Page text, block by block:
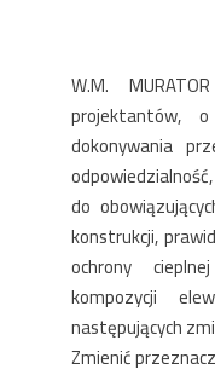
W.M.
projektantów,
dokonywania
do
konstrukcji,
ochrony
kompozycji
następujących
Zmienić